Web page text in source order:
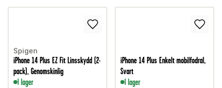
Spigen
iPhone 14 Plus EZ Fit Linsskydd (2-
pack), Genomskinlig
I lager
iPhone 14 Plus Enkelt mobilfodral,
Svart
I lager